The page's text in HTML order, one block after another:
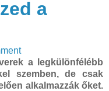
a
a legkülönfélébb
szemben, de csak
alkalmazzák őket.